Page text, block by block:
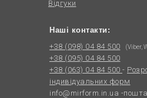
+38 (098) 04 84 500
+38 (095) 04 84 500
+38 (063) 04 84 500 -
індивідуальних форм
info@mirform.in.ua -пошта
Відгуки
(Viber,
Наші контакти: